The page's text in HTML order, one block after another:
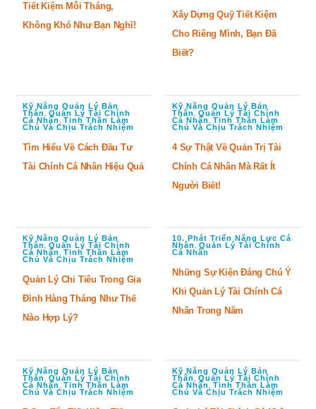
Tiết Kiệm Mỗi Tháng,
Không Khó Như Bạn Nghĩ!
Xây Dựng Quỹ Tiết Kiệm
Cho Riêng Mình, Bạn Đã
Biết?
Kỹ Năng Quản Lý Bản
Thân ,Quản Lý Tài Chính
Cá Nhân , Tinh Thần Làm
Chủ Và Chịu Trách Nhiệm
Tìm Hiểu Về Cách Đầu Tư
Tài Chính Cá Nhân Hiệu Quả
Kỹ Năng Quản Lý Bản
Thân ,Quản Lý Tài Chính
Cá Nhân , Tinh Thần Làm
Chủ Và Chịu Trách Nhiệm
4 Sự Thật Về Quản Trị Tài
Chính Cá Nhân Mà Rất Ít
Người Biết!
Kỹ Năng Quản Lý Bản
Thân ,Quản Lý Tài Chính
Cá Nhân , Tinh Thần Làm
Chủ Và Chịu Trách Nhiệm
Quản Lý Chi Tiêu Trong Gia
Đình Hàng Tháng Như Thế
Nào Hợp Lý?
10. Phát Triển Năng Lực Cá
Nhân ,Quản Lý Tài Chính
Cá Nhân
Những Sự Kiện Đáng Chú Ý
Khi Quản Lý Tài Chính Cá
Nhân Trong Năm
Kỹ Năng Quản Lý Bản
Thân ,Quản Lý Tài Chính
Cá Nhân , Tinh Thần Làm
Chủ Và Chịu Trách Nhiệm
Kỹ Năng Quản Lý Bản
Thân ,Quản Lý Tài Chính
Cá Nhân , Tinh Thần Làm
Chủ Và Chịu Trách Nhiệm